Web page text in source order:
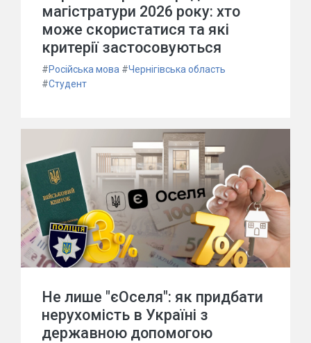
магістратури 2026 року: хто
може скористатися та які
критерії застосовуються
#Російська мова #Чернігівська область
#Студент
Не лише "єОселя": як придбати
нерухомість в Україні з
державною допомогою